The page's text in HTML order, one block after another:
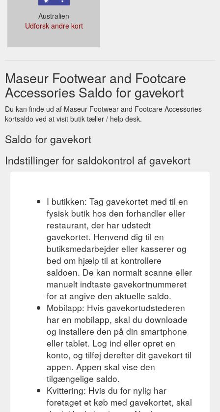
Australien
Udforsk andre kort
Maseur Footwear and Footcare
Accessories Saldo for gavekort
Du kan finde ud af Maseur Footwear and Footcare Accessories
kortsaldo ved at visit butik tæller / help desk.
Saldo for gavekort
Indstillinger for saldokontrol af gavekort
I butikken: Tag gavekortet med til en
fysisk butik hos den forhandler eller
restaurant, der har udstedt
gavekortet. Henvend dig til en
butiksmedarbejder eller kasserer og
bed om hjælp til at kontrollere
saldoen. De kan normalt scanne eller
manuelt indtaste gavekortnummeret
for at angive den aktuelle saldo.
Mobilapp: Hvis gavekortudstederen
har en mobilapp, skal du downloade
og installere den på din smartphone
eller tablet. Log ind eller opret en
konto, og tilføj derefter dit gavekort til
appen. Appen skal vise den
tilgængelige saldo.
Kvittering: Hvis du for nylig har
foretaget et køb med gavekortet, skal